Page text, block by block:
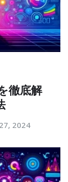
徹底解
2024